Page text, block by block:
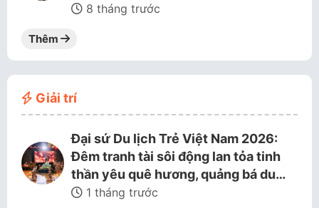
8 tháng trước
Thêm
Giải trí
Đại sứ Du lịch Trẻ Việt Nam 2026:
Đêm tranh tài sôi động lan tỏa tinh
thần yêu quê hương, quảng bá du…
1 tháng trước